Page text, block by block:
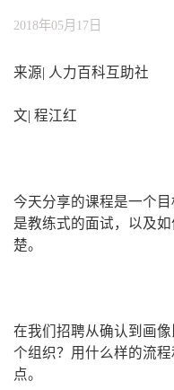
2018年05月17日
来源| 人力百科互助社
文| 程江红
今天分享的课程是一个
是教练式的面试，以及
楚。
在我们招聘从确认到画
个组织？用什么样的流
点。